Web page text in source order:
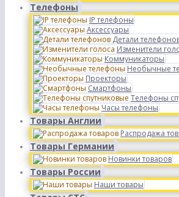
Телефоны
IP телефоны
Аксессуары
Детали
Изменители
Коммуникаторы
Необычные
Проекторы
Смартфоны
Телефоны
Часы телефоны
Товары Англии
Распродажа
Товары Германии
Новинки товаров
Товары России
Наши товары